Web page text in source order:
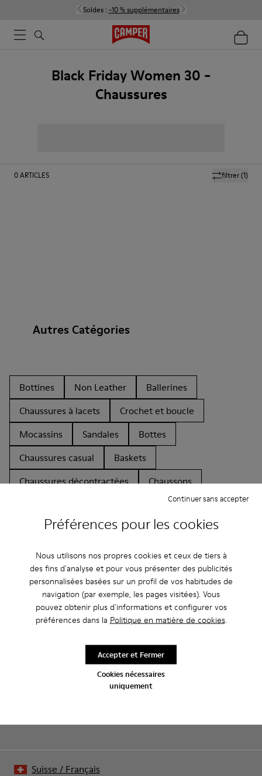
Préférences pour les cookies
Nous utilisons nos propres cookies et ceux de tiers à
des fins d'analyse et pour vous présenter des publicités
personnalisées basées sur un profil de vos habitudes de
navigation (par exemple, les pages visitées). Vous
pouvez obtenir plus d'informations et configurer vos
préférences dans la Politique en matière de cookies.
Cookies nécessaires
uniquement
Continuer sans accepter
Accepter et Fermer
Soldes : -10 % supplémentaires
Black Friday Women 30 -
Chaussures
filtrer(1)
0ARTICLES
Autres Catégories
Bottines Non Leather
Ballerines
Chaussures à lacets
Crochet et boucle
Mocassins
Sandales
Bottes
Chaussures casual
Baskets
Chaussures décontractées
Chaussons
ENFANT CHAUSSURES BLACK FRIDAY WOMEN 30 CHAUSSURES
Oui, vous avez bien entendu. En rejoignant notre communauté,
vous profiterez d’avantages exclusifs, notamment de
réductions, d’accès en avant-première et d’invitations à des
Suisse / Français